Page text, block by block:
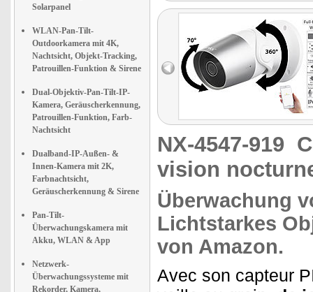
Solarpanel
WLAN-Pan-Tilt-
Outdoorkamera mit 4K,
Nachtsicht, Objekt-Tracking,
Patrouillen-Funktion & Sirene
Dual-Objektiv-Pan-Tilt-IP-
Kamera, Geräuscherkennung,
Patrouillen-Funktion, Farb-
Nachtsicht
Dualband-IP-Außen- &
Innen-Kamera mit 2K,
Farbnachtsicht,
Geräuscherkennung & Sirene
Pan-Tilt-
Überwachungskamera mit
Akku, WLAN & App
Netzwerk-
Überwachungssysteme mit
Rekorder, Kamera,
NX-4547-919
vision
Überwachung
Lichtstarkes
von Amazon.
Avec son capteur